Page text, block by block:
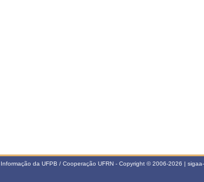
da UFPB / Cooperação UFRN - Copyright © 2006-2026 |